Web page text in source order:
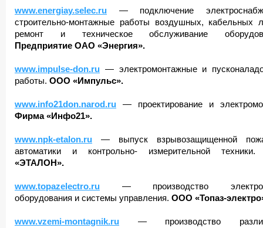
www.energiay.selec.ru — подключение
строительно-монтажные работы воздушных, кабельных
ремонт и техническое обслуживание
Предприятие ОАО «Энергия».
www.impulse-don.ru — электромонтажные и
работы. ООО «Импульс».
www.info21don.narod.ru — проектирование и
Фирма «Инфо21».
www.npk-etalon.ru — выпуск взрывозащищенной
автоматики и контрольно- измерительной техники.
«ЭТАЛОН».
www.topazelectro.ru — производство
оборудования и системы управления. ООО «Топаз-
www.vzemi-montagnik.ru — производство